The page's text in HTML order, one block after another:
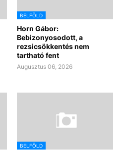
BELFÖLD
Horn Gábor:
Bebizonyosodott, a
rezsicsökkentés nem
tartható fent
Augusztus 06, 2026
BELFÖLD